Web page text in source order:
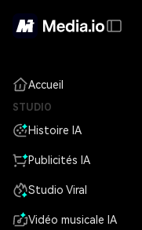
Accueil
STUDIO
Histoire IA
Publicités IA
Studio Viral
Vidéo musicale IA